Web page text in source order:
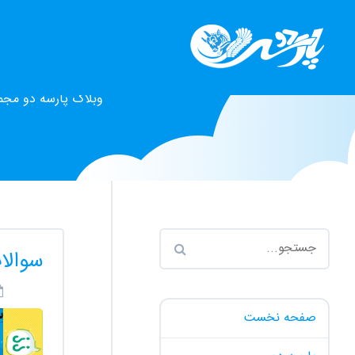
وبلاگ پارسه دو
صفحه نخست